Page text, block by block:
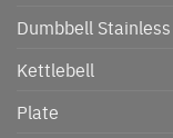
Dumbbell Stainless
Kettlebell
Plate